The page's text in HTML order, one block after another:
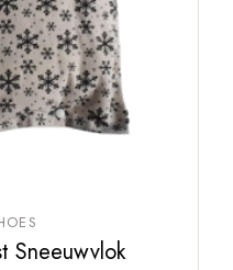
Sneeuwvlok